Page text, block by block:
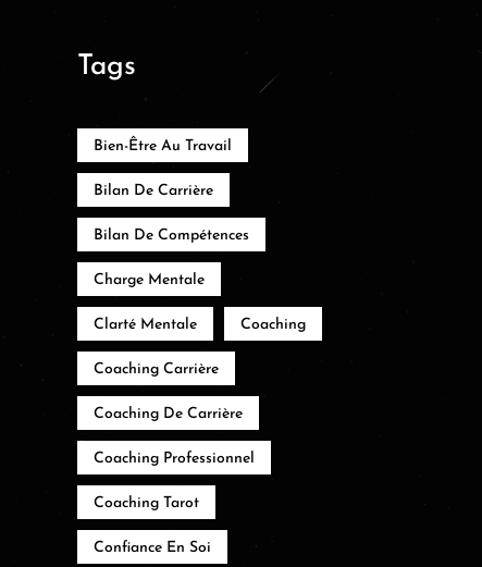
Tags
Bien-Être Au Travail
Bilan De Carrière
Bilan De Compétences
Charge Mentale
Clarté Mentale Coaching
Coaching Carrière
Coaching De Carrière
Coaching Professionnel
Coaching Tarot
Confiance En Soi